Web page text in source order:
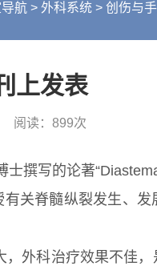
航 > 外科系统 > 创伤与
上发表
阅读： 899次
撰写的论著
关脊髓纵裂发生、发
外科治疗效果不佳